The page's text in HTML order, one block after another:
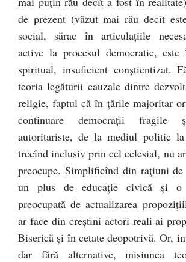
de prezent (văzut mai rău decît
social, sărac în articulaţiile
active la procesul democratic,
spiritual, insuficient conştientizat.
teoria legăturii cauzale dintre
religie, faptul că în ţările majoritar
continuare democraţii fragile
autoritariste, de la mediul politic la
trecînd inclusiv prin cel eclesial, nu
preocupe. Simplificînd din raţiuni
un plus de educaţie civică şi o
preocupată de actualizarea
ar face din creştini actori reali ai
Biserică şi în cetate deopotrivă. Or,
dar fără alternative, misiunea